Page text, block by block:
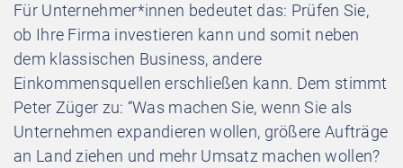
Für Unternehmer*innen bedeutet das: Prüfen Sie,
ob Ihre Firma investieren kann und somit neben
dem klassischen Business, andere
Einkommensquellen erschließen kann. Dem stimmt
Peter Züger zu: “Was machen Sie, wenn Sie als
Unternehmen expandieren wollen, größere Aufträge
an Land ziehen und mehr Umsatz machen wollen?